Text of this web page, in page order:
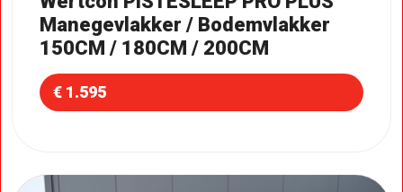
Manegevlakker / Bodemvlakker
150CM / 180CM / 200CM
€ 1.595